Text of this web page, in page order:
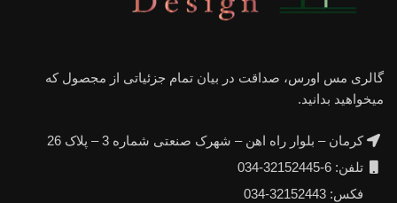
گالری مس اورس، صداقت در بیان تمام جزئیاتی از مجصول که
میخواهید بدانید.
کرمان – بلوار راه اهن – شهرک صنعتی شماره 3 – پلاک 26
تلفن: 6-32152445-034
فکس: 32152443-034